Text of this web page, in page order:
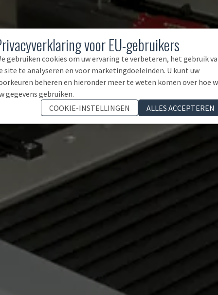
voor EU-gebruikers
gebruiken cookies om uw ervaring te verbeteren, het gebruik
site te analyseren en voor marketingdoeleinden. U kunt uw
beheren en hieronder meer te weten komen over hoe
gegevens gebruiken.
COOKIE-INSTELLINGEN
ALLES ACCEPTEREN